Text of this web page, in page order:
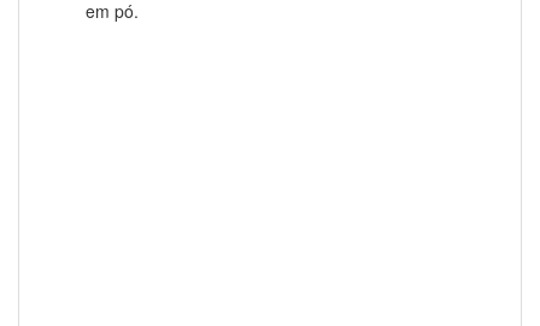
em pó.